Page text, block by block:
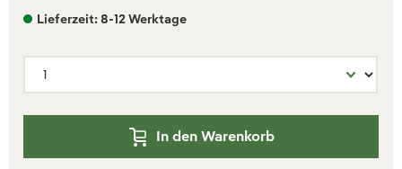
Lieferzeit: 8-12 Werktage
In den Warenkorb